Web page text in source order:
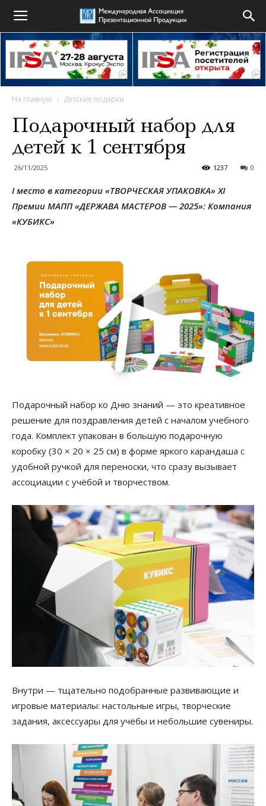
На главную Детские подарки
Подарочный набор для
детей к 1 сентября
26/11/2025 0
1237
I место в категории «ТВОРЧЕСКАЯ УПАКОВКА»XI
Премии МАПП «ДЕРЖАВА МАСТЕРОВ — 2025»: Компания
«КУБИКС»
Подарочный набор ко Дню знаний — это креативное
решение для поздравления детей с началом учебного
года. Комплект упакован в большую подарочную
коробку (30 × 20 × 25 см) в форме яркого карандаша с
удобной ручкой для переноски, что сразу вызывает
ассоциации с учёбой и творчеством.
Внутри — тщательно подобранные развивающие и
игровые материалы: настольные игры, творческие
задания, аксессуары для учёбы и небольшие сувениры.